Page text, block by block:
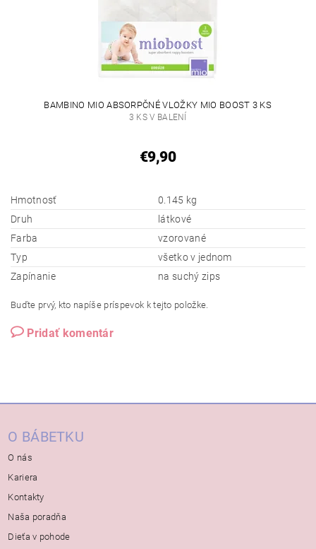
BAMBINO MIO ABSORPČNÉ VLOŽKY MIO BOOST 3 KS
3 KS V BALENÍ
€9,90
Hmotnosť
0.145 kg
Druh
látkové
Farba
vzorované
Typ
všetko v jednom
Zapínanie
na suchý zips
Buďte prvý, kto napíše príspevok k tejto položke.
Pridať komentár
O BÁBETKU
O nás
Kariera
Kontakty
Naša poradňa
Dieťa v pohode